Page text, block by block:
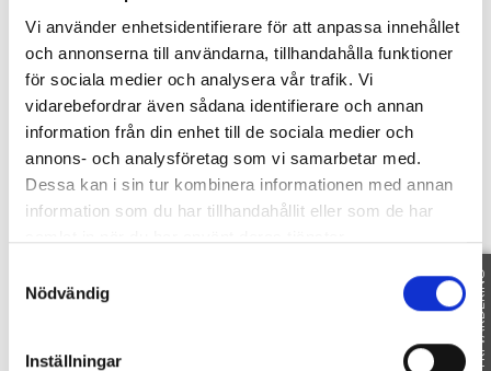
Vi använder enhetsidentifierare för att anpassa innehållet
och annonserna till användarna, tillhandahålla funktioner
för sociala medier och analysera vår trafik. Vi
vidarebefordrar även sådana identifierare och annan
information från din enhet till de sociala medier och
annons- och analysföretag som vi samarbetar med.
Dessa kan i sin tur kombinera informationen med annan
information som du har tillhandahållit eller som de har
Nödvändig
Inställningar
ÖRTVÄGEN 2 -58923 LINKÖPING
FRI VÄRDERING